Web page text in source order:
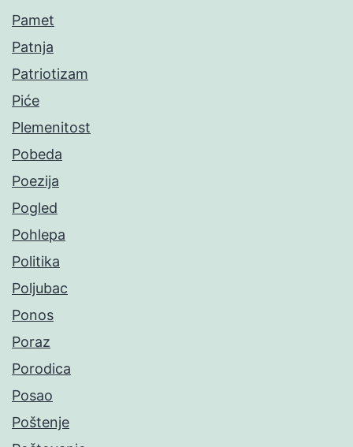
Pamet
Patnja
Patriotizam
Piće
Plemenitost
Pobeda
Poezija
Pogled
Pohlepa
Politika
Poljubac
Ponos
Poraz
Porodica
Posao
Poštenje